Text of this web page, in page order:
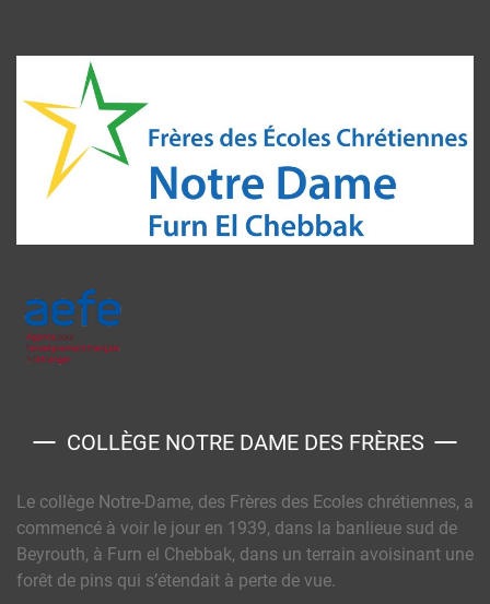
COLLÈGE NOTRE DAME DES FRÈRES
Le collège Notre-Dame, des Frères des Ecoles chrétiennes, a
commencé à voir le jour en 1939, dans la banlieue sud de
Beyrouth, à Furn el Chebbak, dans un terrain avoisinant une
forêt de pins qui s’étendait à perte de vue.